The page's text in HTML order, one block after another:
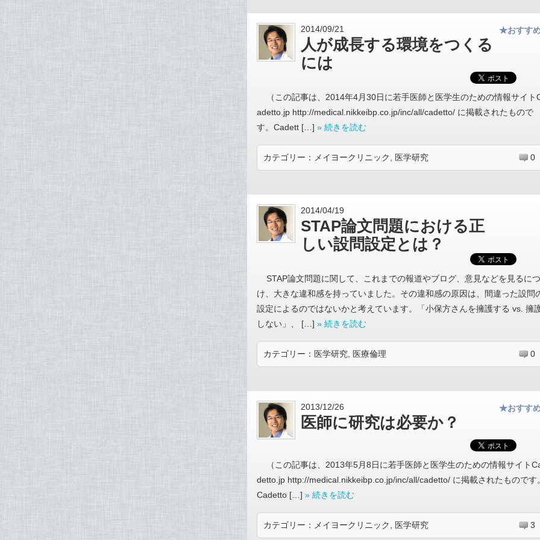
2014/09/21
人が成長する環境をつくる
には
★おすす
（この記事は、2014年4月30日に若手医師と医学生のための情報サイト
adetto.jp http://medical.nikkeibp.co.jp/inc/all/cadetto/ に掲載されたもので
す。Cadett […] » 続きを読む
カテゴリー： メイヨークリニック 医学研究 0
2014/04/19
STAP論文問題における正
しい設問設定とは？
STAP論文問題に関して、これまでの報道やブログ、意見などを見るにつ
け、大きな違和感を持っていました。その違和感の原因は、間違った設問
設定によるのではないかと考えています。「小保方さんを擁護する vs. 擁
しない」、 […] » 続きを読む
カテゴリー： 医学研究 医療倫理 0
2013/12/26
医師に研究は必要か？
★おすす
（この記事は、2013年5月8日に若手医師と医学生のための情報サイト
detto.jp http://medical.nikkeibp.co.jp/inc/all/cadetto/ に掲載されたものです
Cadetto […] » 続きを読む
カテゴリー： メイヨークリニック 医学研究 3